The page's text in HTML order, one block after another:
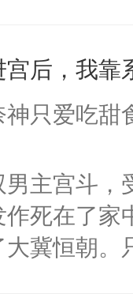
为所有白莲
他们决定
花可不止有
脑袋，看着
见问题一：
科书版：“
宫后，我靠
神只爱吃甜
男主宫斗，
作死在了家
大冀恒朝。